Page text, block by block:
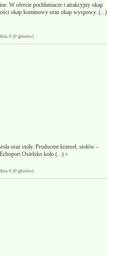
W ofercie pochłaniacze i atrakcyjny okap
okap kominowy oraz okap wyspowy. (...)
0 (0 głosów)
oraz stoły. Producent krzeseł, stołów -
Osielsko koło (...)»
0 (0 głosów)